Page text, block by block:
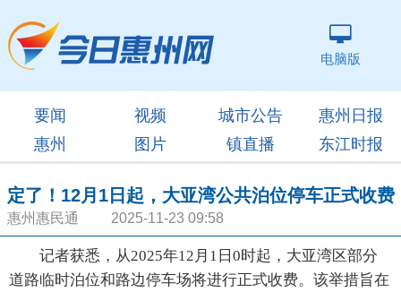
电脑版
要闻 视频 城市公告
惠州日报
惠州
图片 镇直播 东江时报
定了！12月1日起，大亚湾公共泊位停车正式收费
惠州惠民通 2025-11-23 09:58
记者获悉，从2025年12月1日0时起，大亚湾区部分
道路临时泊位和路边停车场将进行正式收费。该举措旨在